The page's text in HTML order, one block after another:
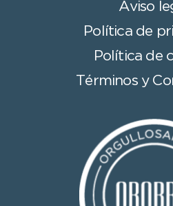
Aviso
Política de
Política de
Términos y